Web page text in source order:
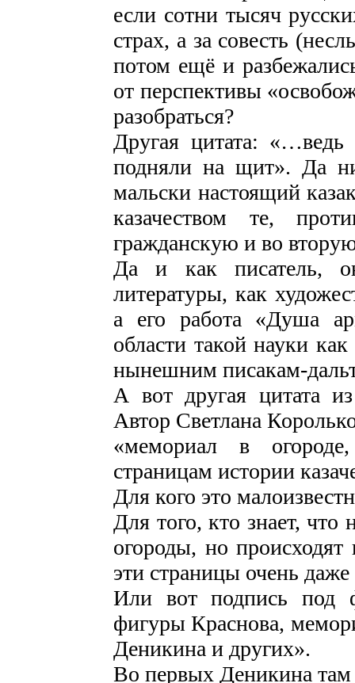
если сотни тысяч
страх, а за совесть
потом ещё и
от перспективы
разобраться?
Другая цитата:
подняли на щит». Да
мальски настоящий
казачеством те,
гражданскую и во
Да и как писатель,
литературы, как
а его работа «Душа
области такой науки
нынешним писакам-
А вот другая цитата
Автор Светлана
«мемориал в
страницам истории
Для кого это
Для того, кто знает, что
огороды, но
эти страницы очень
Или вот подпись под
фигуры Краснова,
Деникина и других».
Во первых Деникина там